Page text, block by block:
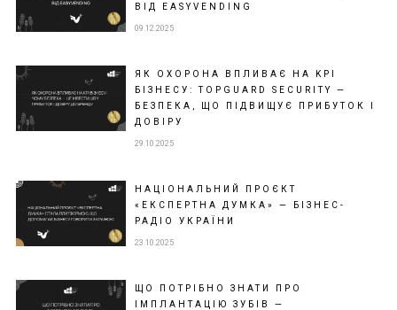
ВІД EASYVENDING
09.12.2025
ЯК ОХОРОНА ВПЛИВАЄ НА KPI
БІЗНЕСУ: TOPGUARD SECURITY —
БЕЗПЕКА, ЩО ПІДВИЩУЄ ПРИБУТОК І
ДОВІРУ
29.10.2025
НАЦІОНАЛЬНИЙ ПРОЄКТ
«ЕКСПЕРТНА ДУМКА» — БІЗНЕС-
РАДІО УКРАЇНИ
23.10.2025
ЩО ПОТРІБНО ЗНАТИ ПРО
ІМПЛАНТАЦІЮ ЗУБІВ —